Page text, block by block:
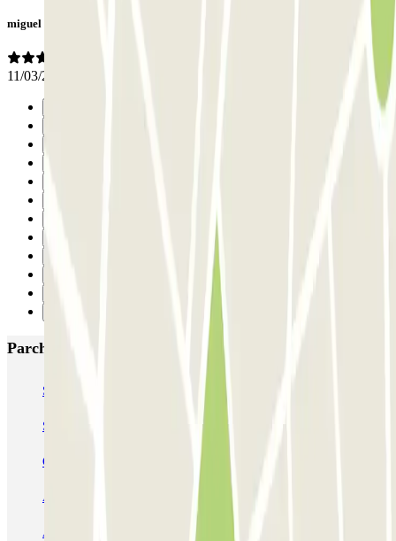
miguel angel
11/03/2026
Parcheggi più popolari a Valencia
SABA Estación Valencia - Joaquín Sorolla
SABA Estación Valencia Nord Hotel Las Arenas
Garaje Pechina Avenida del Oeste Severo Ochoa
APK2 Tráfico AVE - Jerónimo Muñoz
APK2 Abastos - Navarro Llorens